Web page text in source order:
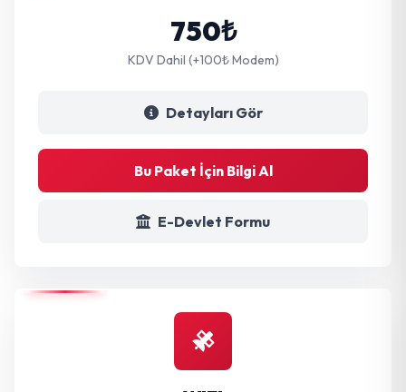
750₺
KDV Dahil (+100₺ Modem)
Detayları Gör
Bu Paket İçin Bilgi Al
E-Devlet Formu